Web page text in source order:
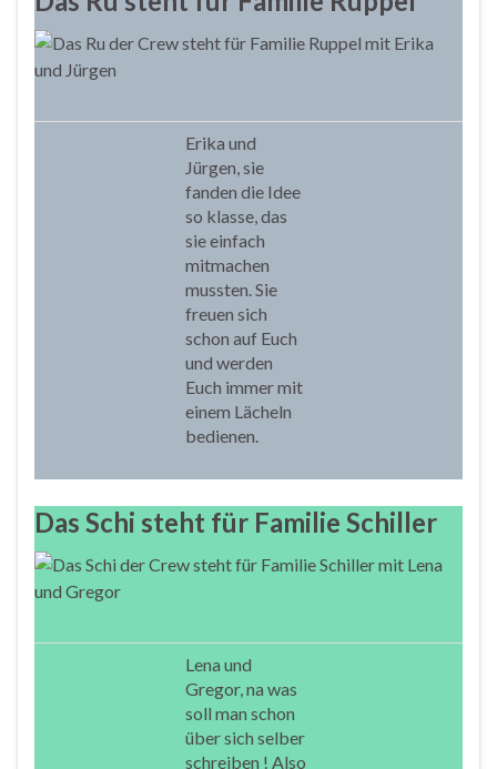
Erika und
Jürgen, sie
fanden die Idee
so klasse, das
sie einfach
mitmachen
mussten. Sie
freuen sich
schon auf Euch
und werden
Euch immer mit
einem Lächeln
bedienen.
Das Schi steht für Familie Schiller
Lena und
Gregor, na was
soll man schon
über sich selber
schreiben ! Also